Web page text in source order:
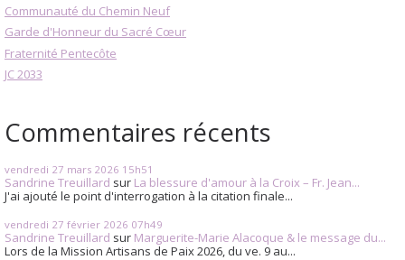
Communauté du Chemin Neuf
Garde d'Honneur du Sacré Cœur
Fraternité Pentecôte
JC 2033
Commentaires récents
vendredi 27 mars 2026 15h51
Sandrine Treuillard sur La blessure d'amour à la Croix – Fr. Jean...
J'ai ajouté le point d'interrogation à la citation finale...
vendredi 27 février 2026 07h49
Sandrine Treuillard sur Marguerite-Marie Alacoque & le message du...
Lors de la Mission Artisans de Paix 2026, du ve. 9 au...